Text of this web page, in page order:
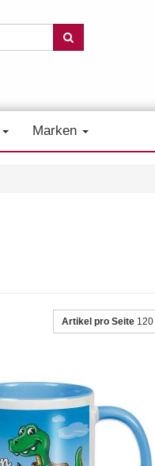
Marken
Artikel pro Seite 120